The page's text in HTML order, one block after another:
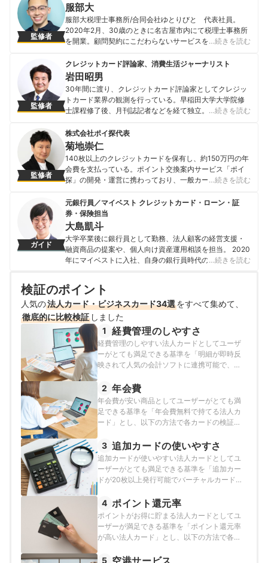
監修者
服部大
服部大税理士事務所/合同会社ゆとりびと 代表社員。
2020年2月、30歳のときに名古屋市内にて税理士事務所
を開業。顧問契約にこだわらないサービスを提供するこ
に、「事業」と「家計」をつなぎ、ゆとりある生活を実
現するためのライフプランの策定や伴走支援を行う。ま
た、税金や会計に関する記事執筆・監修にも積極的に従
事し、「わかりにくい税金の世界」をわかりやすく伝え
られる専門家を志している。
服部大のプロフィール
…続きを読む
監修者
クレジットカード評論家、消費生活ジャーナリスト
岩田昭男
30年間に渡り、クレジットカード評論家としてクレジッ
トカード業界の観測を行っている。早稲田大学大学院修
士課程修了後、月刊誌記者などを経て独立。流通・金融
ックを50冊以上監修し、家計に関する情報発信を続けて
いる。自身の経験を活かし、クレジットカード専門の
WEBサイト「岩田昭男上級カード道場」を配信中。
岩田昭男のプロフィール
…続きを読む
監修者
株式会社ポイ探代表
菊地崇仁
140枚以上のクレジットカードを保有し、約150万円の年
会費を支払っている。ポイント交換案内サービス「ポイ
探」の開発・運営に携わっており、一般カードからプラ
ることで信用できる情報提供を目指している。ポイント
やクレジットカードに関する豊富な知識を生かし、雑誌
やテレビなどでも活躍中。著書に『新かんたんポイント&
カード生活』・『得するポイント(カード)の貯め方・使い
方』がある。
菊地崇仁のプロフィール
…続きを読む
ガイド
元銀行員／マイベスト クレジットカード・ローン・証
券・保険担当
大島凱斗
大学卒業後に銀行員として勤務、法人顧客の経営支援・
融資商品の提案や、個人向け資産運用相談を担当。 2020
年にマイベストに入社、自身の銀行員時代の経験を活か
保険・株式投資などの金融サービスやキャッシュレス決
済を専門に解説コンテンツの制作を統括する。 また、
Yahoo!ファイナンスで借入や投資への疑問や基礎知識に
関する連載も担当している。
大島凱斗のプロフィール
…続きを読む
検証のポイント
人気の法人カード・ビジネスカード34選をすべて集めて、
徹底的に比較検証 しました
1 経費管理のしやすさ
経費管理のしやすい法人カードとしてユーザ
ーがとても満足できる基準を「明細が即時反
映されて人気の会計ソフトに連携可能で、追
し、以下の方法で各商品の検証を行いまし
た。2026年7月20日時点の情報をもとに検証
を行っています。
2 年会費
年会費が安い商品としてユーザーがとても満
足できる基準を「年会費無料で持てる法人カ
ード」とし、以下の方法で各カードの検証を
とに検証を行っています。
3 追加カードの使いやすさ
追加カードが使いやすい法人カードとしてユ
ーザーがとても満足できる基準を「追加カー
ドが20枚以上発行可能でバーチャルカードも
も年会費無料で発行可能な法人カード」と
し、以下の方法で各カードの検証を行いまし
た。2026年7月20日時点の情報をもとに検証
を行っています。
4 ポイント還元率
ポイントがお得に貯まる法人カードとしてユ
ーザーが満足できる基準を「ポイント還元率
が高い法人カード」とし、以下の方法で各カ
点の情報をもとに検証を行っています。
5